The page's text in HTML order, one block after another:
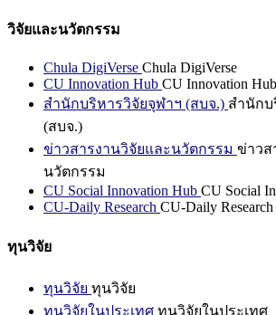
วิจัยและนวัตกรรม
Chula DigiVerse Chula DigiVerse
CU Innovation Hub CU Innovation Hub
สำนักบริหารวิจัยจุฬาฯ (สบจ.) สำนักบ
(สบจ.)
ข่าวสารงานวิจัยและนวัตกรรม ข่าวส
นวัตกรรม
CU Social Innovation Hub CU Social
CU-Daily Research CU-Daily Research
ทุนวิจัย
ทุนวิจัย ทุนวิจัย
ทุนวิจัยในประเทศ ทุนวิจัยในประเทศ